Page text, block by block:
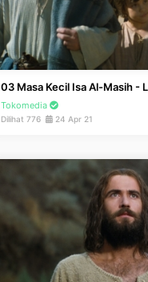
03 Masa Kecil Isa Al-Masih -
Tokomedia
Dilihat 776 24 Apr 21